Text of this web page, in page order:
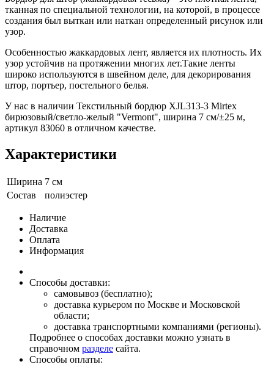
тканная по специальной технологии, на которой, в процессе
создания был выткан или наткан определенный рисунок или
узор.
Особенностью жаккардовых лент, является их плотность. Их
узор устойчив на протяжении многих лет.Такие ленты
широко используются в швейном деле, для декорирования
штор, портьер, постельного белья.
У нас в наличии Текстильный бордюр XJL313-3 Mirtex
бирюзовый/светло-желый "Vermont", ширина 7 см/±25 м,
артикул 83060 в отличном качестве.
Характеристики
Ширина 7 см
Состав
полиэстер
Наличие
Доставка
Оплата
Информация
Способы доставки:
самовывоз (бесплатно);
доставка курьером по Москве и Московской
области;
доставка транспортными компаниями (регионы).
Подробнее о способах доставки можно узнать в
справочном разделе сайта.
Способы оплаты: